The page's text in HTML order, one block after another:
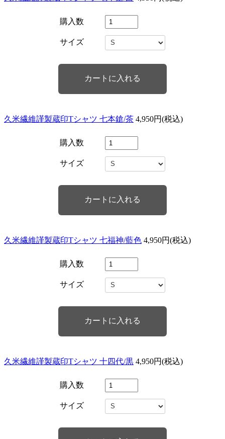
購入数
サイズ
久米繊維謹製蔵印Tシャツ 七本鎗/茶 4,950円(税込)
購入数
サイズ
久米繊維謹製蔵印Tシャツ 七福神/藍色 4,950円(税込)
購入数
サイズ
久米繊維謹製蔵印Tシャツ 十四代/黒 4,950円(税込)
購入数
サイズ